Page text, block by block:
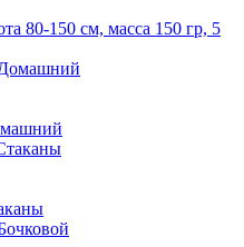
80-150 см, масса 150 гр, 5